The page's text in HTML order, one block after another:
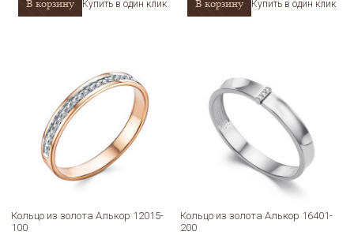
В корзину Купить в один клик В корзину Купить в один клик
Кольцо из золота Алькор 12015-
100
Кольцо из золота Алькор 16401-
200